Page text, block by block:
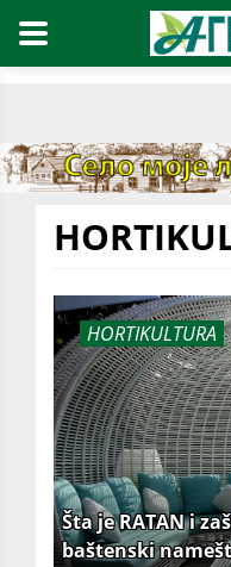
HORTIKULTURA
Šta je RATAN i
baštenski